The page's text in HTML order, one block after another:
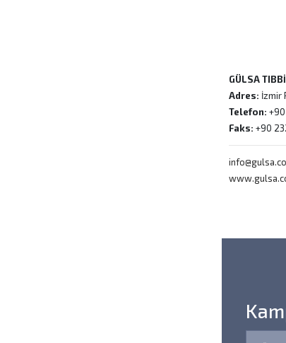
GÜLSA
Adres: İzmir
Telefon:
Faks: +90